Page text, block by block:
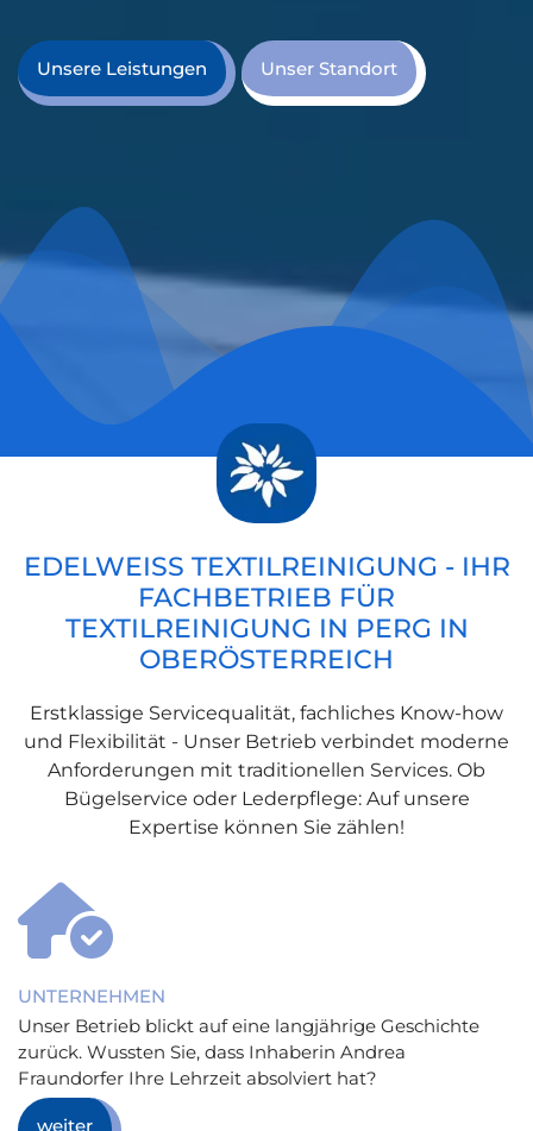
Unsere Leistungen Unser Standort
EDELWEISS TEXTILREINIGUNG - IHR F
ACHBETRIEB FÜR T
EXTILREINIGUNG IN PERG IN O
BERÖSTERREICH
Erstklassige Servicequalität, fachliches Know-how
und Flexibilität - Unser Betrieb verbindet moderne
Anforderungen mit traditionellen Services. Ob
Bügelservice oder Lederpflege: Auf unsere
Expertise können Sie zählen!

UNTERNEHMEN
Unser Betrieb blickt auf eine langjährige Geschichte
zurück. Wussten Sie, dass Inhaberin Andrea
Fraundorfer Ihre Lehrzeit absolviert hat?
weiter